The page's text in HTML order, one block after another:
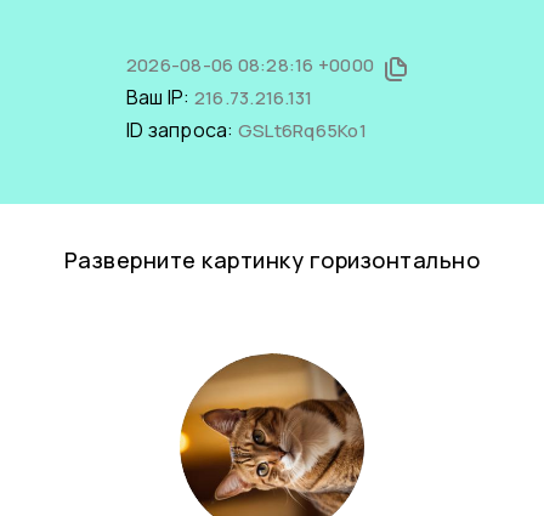
2026-08-06 08:28:16 +0000
Ваш IP: 216.73.216.131
ID запроса: GSLt6Rq65Ko1
Разверните картинку горизонтально